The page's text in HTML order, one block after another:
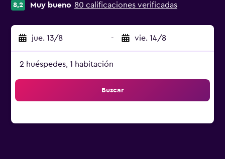
8,2 Muy bueno 80 calificaciones verificadas
jue. 13/8 - vie. 14/8
2 huéspedes, 1 habitación
Buscar